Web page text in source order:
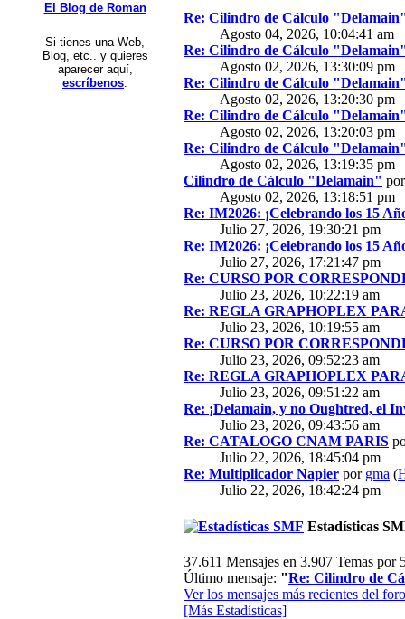
El Blog de Roman
Si tienes una Web,
Blog, etc.. y quieres
aparecer aquí,
escríbenos.
Re: Cilindro de Cálculo
Agosto 04, 2026, 10:04:41 am
Re: Cilindro de Cálculo
Agosto 02, 2026, 13:30:09 pm
Re: Cilindro de Cálculo
Agosto 02, 2026, 13:20:30 pm
Re: Cilindro de Cálculo
Agosto 02, 2026, 13:20:03 pm
Re: Cilindro de Cálculo
Agosto 02, 2026, 13:19:35 pm
Cilindro de Cálculo "Delamain"
Agosto 02, 2026, 13:18:51 pm
Re: IM2026: ¡Celebrando los 15
Julio 27, 2026, 19:30:21 pm
Re: IM2026: ¡Celebrando los 15
Julio 27, 2026, 17:21:47 pm
Re: CURSO POR
Julio 23, 2026, 10:22:19 am
Re: REGLA GRAPHOPLEX
Julio 23, 2026, 10:19:55 am
Re: CURSO POR
Julio 23, 2026, 09:52:23 am
Re: REGLA GRAPHOPLEX
Julio 23, 2026, 09:51:22 am
Re: ¡Delamain, y no Oughtred, el
Julio 23, 2026, 09:43:56 am
Re: CATALOGO CNAM PARIS
Julio 22, 2026, 18:45:04 pm
Re: Multiplicador Napier por gma (
Julio 22, 2026, 18:42:24 pm
Estadísticas
37.611 Mensajes en 3.907 Temas
Último mensaje: "Re: Cilindro de
Ver los mensajes más recientes del
[Más Estadísticas]